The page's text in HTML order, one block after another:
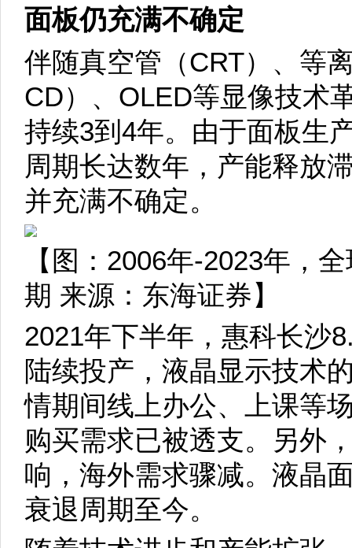
面板仍充满不确定
伴随真空管（CRT）、等
CD）、OLED等显像技术
持续3到4年。由于面板生
周期长达数年，产能释放
并充满不确定。
【图：2006年-2023年，
期 来源：东海证券】
2021年下半年，惠科长沙
陆续投产，液晶显示技术
情期间线上办公、上课等
购买需求已被透支。另外
响，海外需求骤减。液晶
衰退周期至今。